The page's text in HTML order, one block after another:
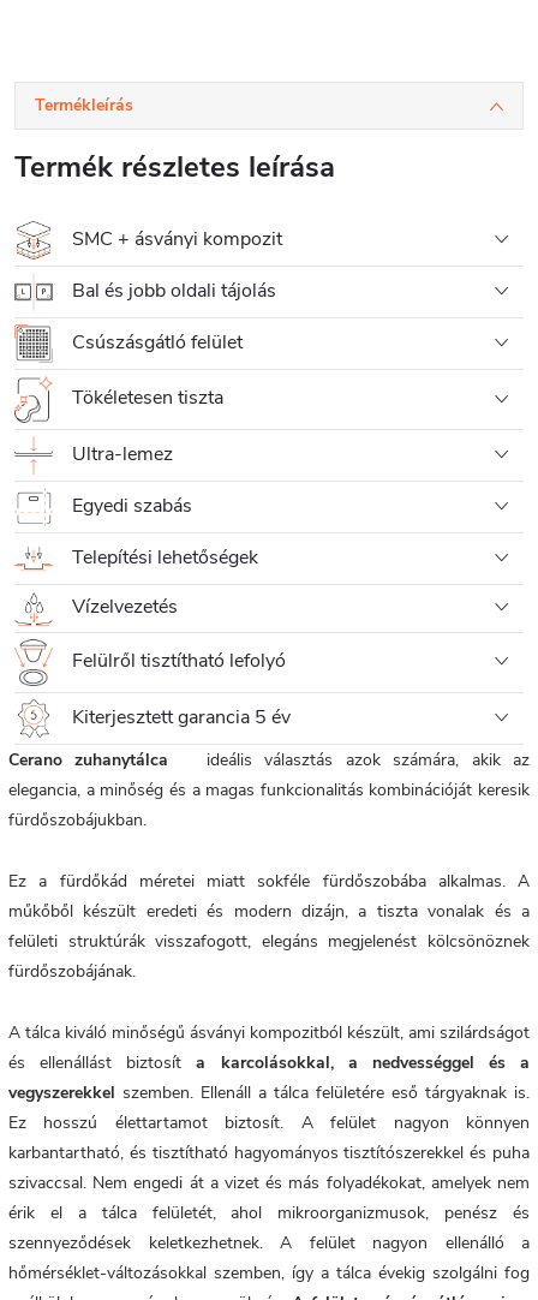
Termékleírás
Termék részletes leírása
SMC + ásványi kompozit
Bal és jobb oldali tájolás
Csúszásgátló felület
Tökéletesen tiszta
Ultra-lemez
Egyedi szabás
Telepítési lehetőségek
Vízelvezetés
Felülről tisztítható lefolyó
Kiterjesztett garancia 5 év
Cerano zuhanytálca
ideális választás azok számára, akik az
elegancia, a minőség és a magas funkcionalitás kombinációját keresik
fürdőszobájukban.
Ez a fürdőkád méretei miatt sokféle fürdőszobába alkalmas. A
műkőből készült eredeti és modern dizájn, a tiszta vonalak és a
felületi struktúrák visszafogott, elegáns megjelenést kölcsönöznek
fürdőszobájának.
A tálca kiváló minőségű ásványi kompozitból készült, ami szilárdságot
és ellenállást biztosíta karcolásokkal, a nedvességgel és a
vegyszerekkel szemben. Ellenáll a tálca felületére eső tárgyaknak is.
Ez hosszú élettartamot biztosít. A
felület nagyon könnyen
karbantartható, és tisztítható hagyományos tisztítószerekkel és puha
szivaccsal. Nem engedi át a vizet és más folyadékokat, amelyek nem
érik el a tálca felületét, ahol mikroorganizmusok, penész és
szennyeződések keletkezhetnek. A felület nagyon ellenálló a
hőmérséklet-változásokkal szemben, így a tálca évekig szolgálni fog